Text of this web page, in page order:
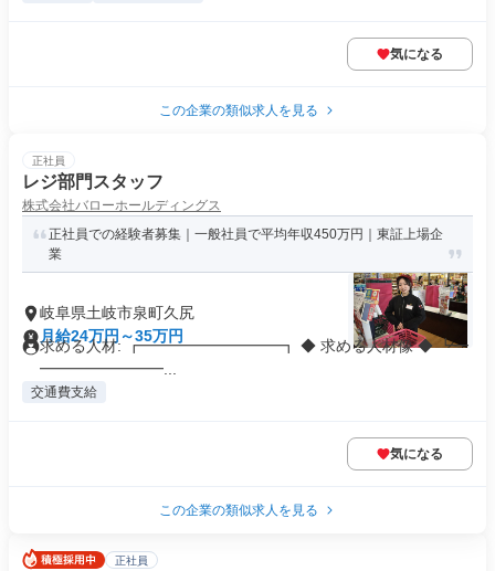
気になる
この企業の類似求人を見る
正社員
レジ部門スタッフ
株式会社バローホールディングス
正社員での経験者募集｜一般社員で平均年収450万円｜東証上場企
業
岐阜県土岐市泉町久尻
月給24万円～35万円
求める人材: ┏━━━━━━━━━┓ ◆ 求める人材像 ◆ ┗━
━━━━━━━━...
交通費支給
気になる
この企業の類似求人を見る
正社員